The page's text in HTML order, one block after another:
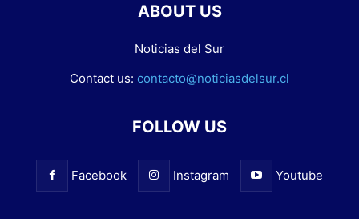
ABOUT US
Noticias del Sur
Contact us: contacto@noticiasdelsur.cl
FOLLOW US
Facebook Instagram Youtube